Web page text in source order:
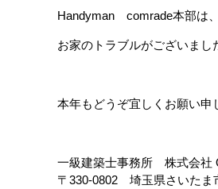
Handyman comrade本部は
お家のトラブルがございまし
本年もどうぞ宜しくお願い申
一級建築士事務所 株式会
〒330-0802 埼玉県さいたま